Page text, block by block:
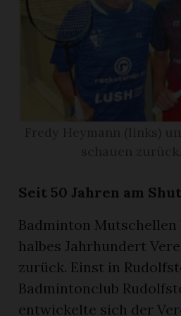
Seit 50 Jahren am
Badminton
halbes Jahrhundert
zurück. Einst in
Badmintonclub
entwickelte sich der